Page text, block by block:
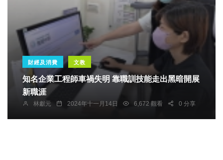
財經及消費 文教
知名企業工程師車禍失明 靠職訓技能走出黑暗開展
新職涯
林獻元 2024年十一月14日 6,672 觀看 0 分享